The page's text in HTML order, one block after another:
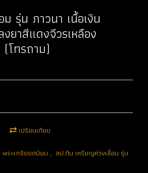
รุ่น ภาวนา เนื้อเงิน
ยาสีแดงจีวรเหลือง
(โทรถาม)
เปรียบเทียบ
พระเกจิยอดนิยม , ลป.ทิม เหรียญห่วงเชื่อม รุ่น